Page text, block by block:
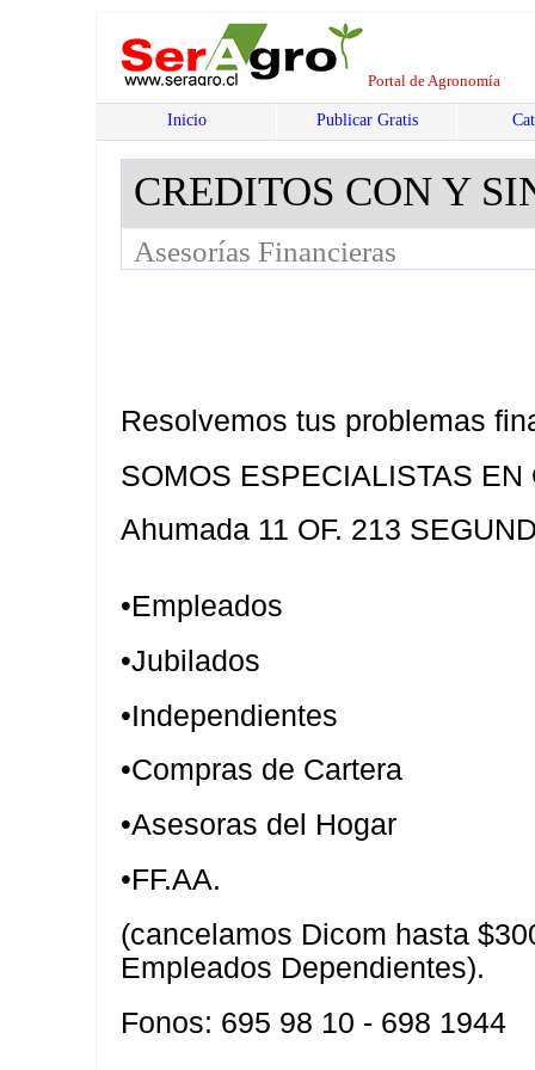
Portal de Agronomía
Inicio Publicar Gratis
CREDITOS CON Y
Asesorías Financieras
Resolvemos tus problemas
SOMOS ESPECIALISTAS
Ahumada 11 OF. 213
•Empleados
•Jubilados
•Independientes
•Compras de Cartera
•Asesoras del Hogar
•FF.AA.
(cancelamos Dicom hasta
Empleados Dependientes).
Fonos: 695 98 10 - 698 1944